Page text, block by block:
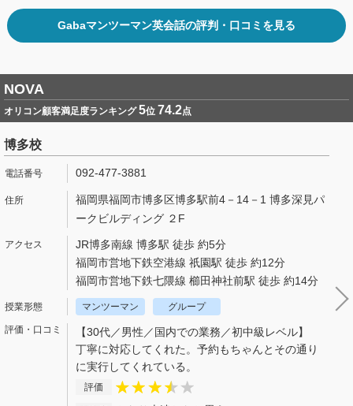
Gabaマンツーマン英会話の評判・口コミを見る
NOVA
オリコン顧客満足度ランキング5位 74.2点
博多校
092-477-3881
福岡県福岡市博多区博多駅前4－14－1 博多深見パ
ークビルディング ２F
JR博多南線 博多駅 徒歩 約5分
福岡市営地下鉄空港線 祇園駅 徒歩 約12分
福岡市営地下鉄七隈線 櫛田神社前駅 徒歩 約14分
マンツーマン グループ
【30代／男性／国内での業務／初中級レベル】
丁寧に対応してくれた。予約もちゃんとその通り
に実行してくれている。
評価